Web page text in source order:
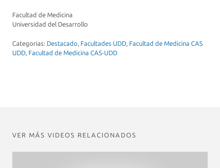
Facultad de Medicina
Universidad del Desarrollo
Categorias: Destacado, Facultades UDD, Facultad de Medicina CAS
UDD, Facultad de Medicina CAS-UDD
VER MÁS VIDEOS RELACIONADOS